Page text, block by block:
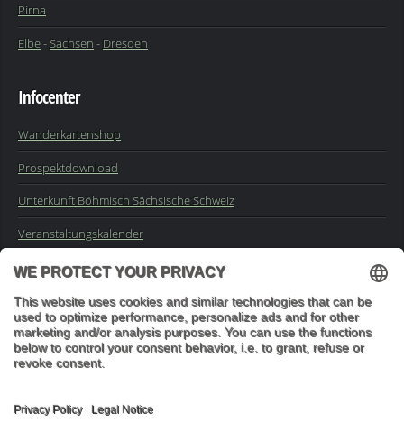
Pirna
Elbe-Sachsen - Dresden
Infocenter
Wanderkartenshop
Prospektdownload
Unterkunft Böhmisch Sächsische Schweiz
Veranstaltungskalender
Impressum
Buchungsanfrage